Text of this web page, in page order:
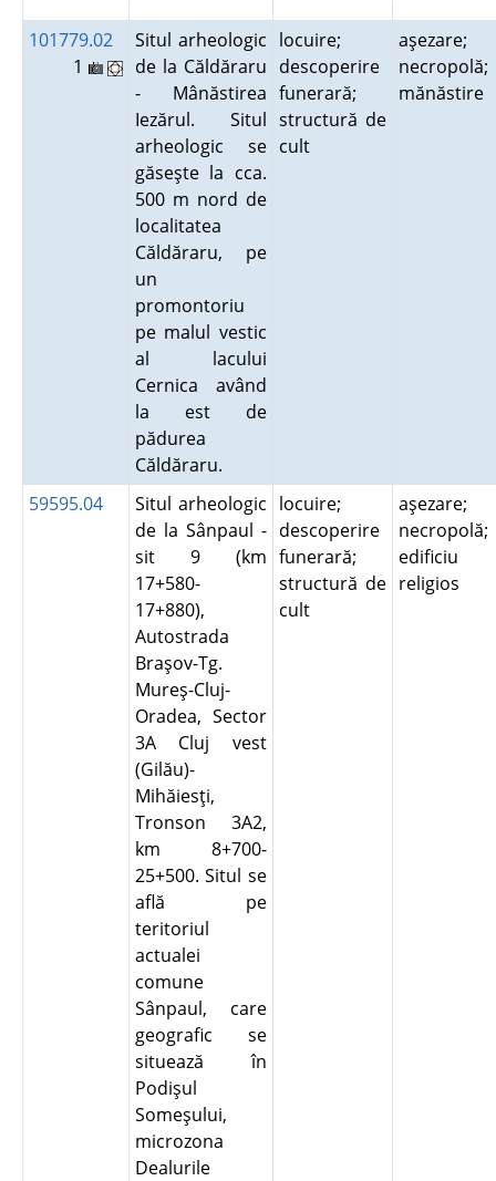
101779.02
1
Situl arheologic
de la Căldăraru
- Mânăstirea
Iezărul. Situl
arheologic se
găseşte la cca.
500 m nord de
localitatea
Căldăraru, pe
un
promontoriu
pe malul vestic
al lacului
Cernica având
la est de
pădurea
Căldăraru.
locuire;
descoperire
funerară;
structură de
cult
aşezare;
necropolă;
mănăstire
59595.04
Situl arheologic
de la Sânpaul -
sit 9 (km
17+580-
17+880),
Autostrada
Braşov-Tg.
Mureş-Cluj-
Oradea, Sector
3A Cluj vest
(Gilău)-
Mihăiesţi,
Tronson 3A2,
km 8+700-
25+500. Situl se
află pe
teritoriul
actualei
comune
Sânpaul, care
geografic se
situează în
Podişul
Someşului,
microzona
Dealurile
locuire;
descoperire
funerară;
structură de
cult
aşezare;
necropolă;
edificiu
religios